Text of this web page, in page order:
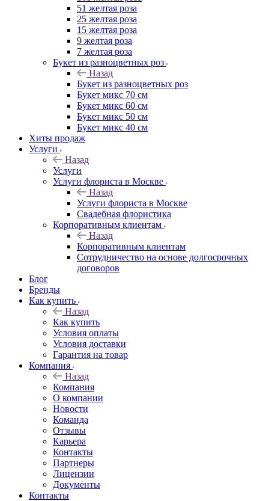
51 желтая роза
25 желтая роза
15 желтая роза
9 желтая роза
7 желтая роза
Букет из разноцветных роз
Назад
Букет из разноцветных роз
Букет микс 70 см
Букет микс 60 см
Букет микс 50 см
Букет микс 40 см
Хиты продаж
Услуги
Назад
Услуги
Услуги флориста в Москве
Назад
Услуги флориста в Москве
Свадебная флористика
Корпоративным клиентам
Назад
Корпоративным клиентам
Сотрудничество на основе долгосрочных
договоров
Блог
Бренды
Как купить
Назад
Как купить
Условия оплаты
Условия доставки
Гарантия на товар
Компания
Назад
Компания
О компании
Новости
Команда
Отзывы
Карьера
Контакты
Партнеры
Лицензии
Документы
Контакты